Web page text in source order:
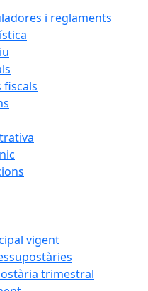
i reglaments
fiscals
vigent
trimestral